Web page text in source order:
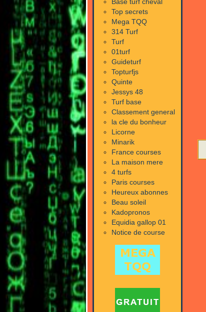
Top secrets
Mega TQQ
314 Turf
Turf
01turf
Guideturf
Topturfjs
Quinte
Jessys 48
Turf base
Classement general
la cle du bonheur
Licorne
Minarik
France courses
La maison mere
4 turfs
Paris courses
Heureux abonnes
Beau soleil
Kadopronos
Equidia gallop 01
Notice de course